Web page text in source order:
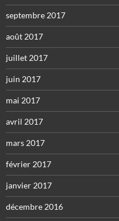
septembre 2017
août 2017
juillet 2017
juin 2017
mai 2017
avril 2017
mars 2017
février 2017
janvier 2017
décembre 2016